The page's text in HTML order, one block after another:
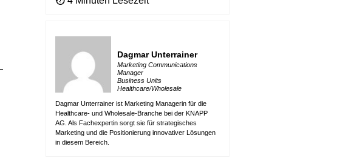
Dagmar Unterrainer
Marketing Communications
Manager
Business Units
Healthcare/Wholesale
Dagmar Unterrainer ist Marketing Managerin für die
Healthcare- und Wholesale-Branche bei der KNAPP
AG. Als Fachexpertin sorgt sie für strategisches
Marketing und die Positionierung innovativer Lösungen
in diesem Bereich.